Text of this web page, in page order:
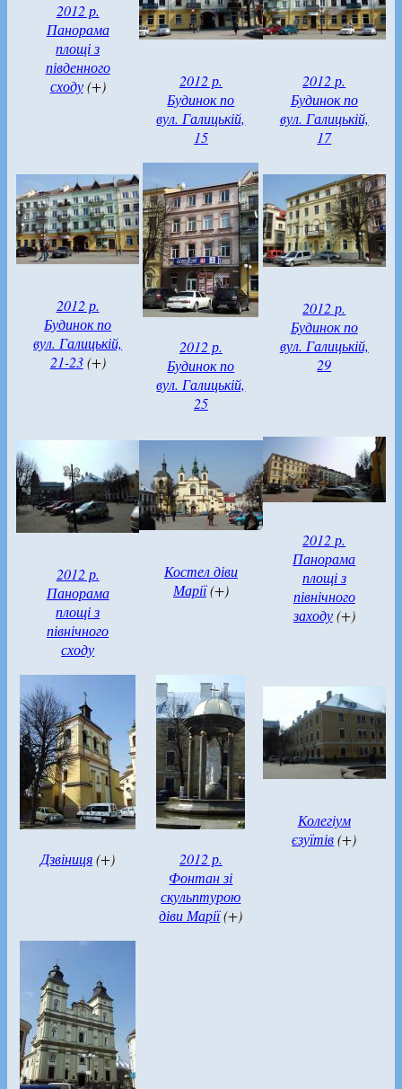
2012 р.
Панорама
площі з
південного
сходу(+)
2012 р.
Будинок по
вул. Галицькій,
15
2012 р.
Будинок по
вул. Галицькій,
17
2012 р.
Будинок по
вул. Галицькій,
21-23(+)
2012 р.
Будинок по
вул. Галицькій,
25
2012 р.
Будинок по
вул. Галицькій,
29
2012 р.
Панорама
площі з
північного
сходу
Костел діви
Марії(+)
2012 р.
Панорама
площі з
північного
заходу(+)
Дзвіниця(+)
2012 р.
Фонтан зі
скульптурою
діви Марії(+)
Колегіум
єзуїтів(+)